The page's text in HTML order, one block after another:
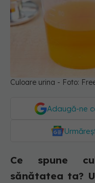
Culoare urina - Foto:
Adaugă-ne
Ce spune
sănătatea ta?